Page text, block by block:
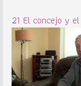
21 El concejo y